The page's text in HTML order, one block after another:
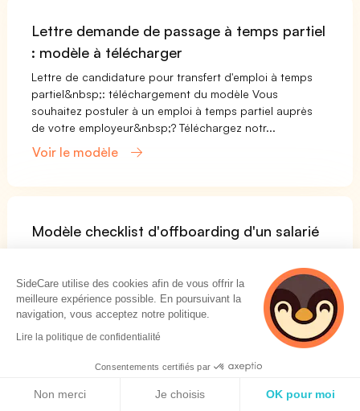
Lettre demande de passage à temps partiel
: modèle à télécharger
Lettre de candidature pour transfert d'emploi à temps
partiel&nbsp;: téléchargement du modèle Vous
souhaitez postuler à un emploi à temps partiel auprès
de votre employeur&nbsp;? Téléchargez notr...
Voir le modèle
Modèle checklist d'offboarding d'un salarié
désigne la période précédant le départ, souhaité ou
non, d'un salarié. Vous devez l’accompagner de sorte à
ce qu’il n’y ait pas de litiges entre...
Voir le modèle
SideCare utilise des cookies afin de vous offrir la
meilleure expérience possible. En poursuivant la
navigation, vous acceptez notre politique.
Lire la politique de confidentialité
Consentements certifiés par
Non merci Je choisis OK pour moi